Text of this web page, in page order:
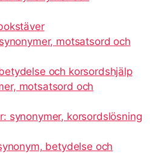
motsatsord och
och korsordshjälp
motsatsord och
synonymer, korsordslösning
betydelse och